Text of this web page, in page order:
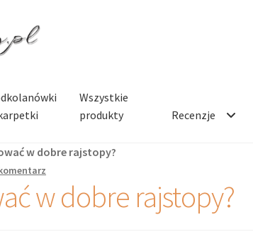
Wszystkie
produkty
Recenzje
w dobre rajstopy?
w dobre rajstopy?